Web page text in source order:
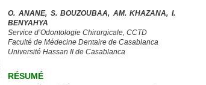
O. ANANE, S. BOUZOUBAA, AM. KHAZANA, I.
BENYAHYA
Service d’Odontologie Chirurgicale, CCTD
Faculté de Médecine Dentaire de Casablanca
Université Hassan II de Casablanca
RÉSUMÉ